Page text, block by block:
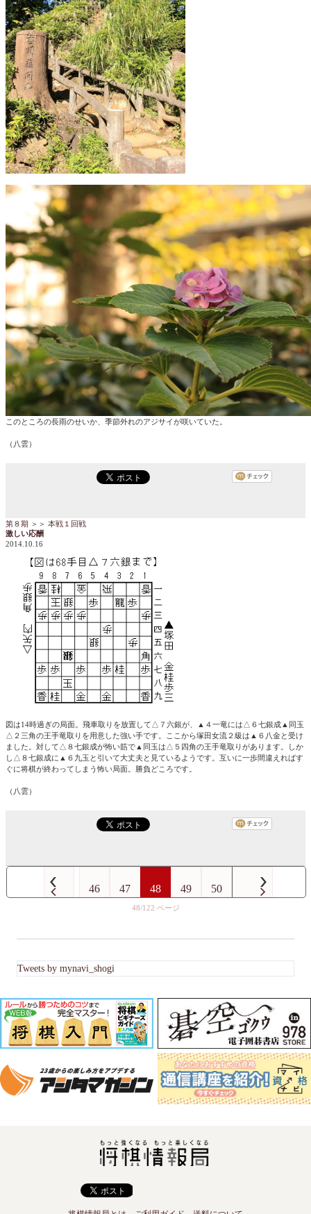
このところの長雨のせいか、季節外れのアジサイが咲いていた。
（八雲）
第８期 ＞＞ 本戦１回戦
激しい応酬
2014.10.16
図は14時過ぎの局面。飛車取りを放置して△７六銀が、▲４一竜には△６七銀成▲同玉
△２三角の王手竜取りを用意した強い手です。ここから塚田女流２級は▲６八金と受け
ました。対して△８七銀成が怖い筋で▲同玉は△５四角の王手竜取りがあります。しか
し△８七銀成に▲６九玉と引いて大丈夫と見ているようです。互いに一歩間違えればす
ぐに将棋が終わってしまう怖い局面。勝負どころです。
（八雲）
48/122
46 47 48 49 50
Tweets by mynavi_shogi